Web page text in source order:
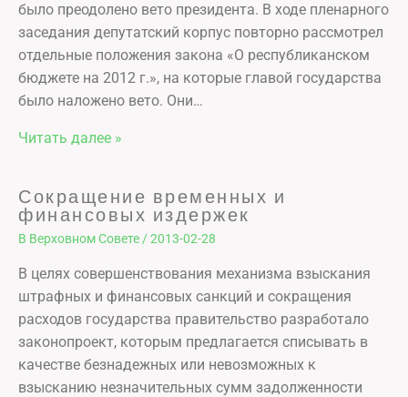
было преодолено вето президента. В ходе пленарного
заседания депутатский корпус повторно рассмотрел
отдельные положения закона «О республиканском
бюджете на 2012 г.», на которые главой государства
было наложено вето. Они…
Читать далее »
Сокращение временных и
финансовых издержек
В Верховном Совете /2013-02-28
В целях совершенствования механизма взыскания
штрафных и финансовых санкций и сокращения
расходов государства правительство разработало
законопроект, которым предлагается списывать в
качестве безнадежных или невозможных к
взысканию незначительных сумм задолженности